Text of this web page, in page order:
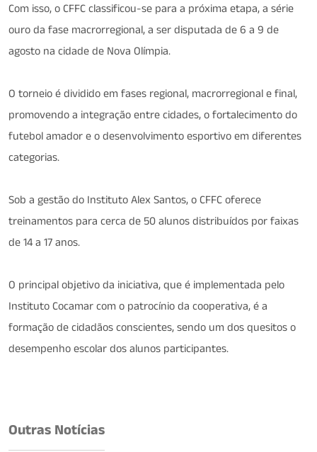
Com isso, o CFFC classificou-se para a próxima etapa, a série
ouro da fase macrorregional, a ser disputada de 6 a 9 de
agosto na cidade de Nova Olímpia.
O torneio é dividido em fases regional, macrorregional e final,
promovendo a integração entre cidades, o fortalecimento do
futebol amador e o desenvolvimento esportivo em diferentes
categorias.
Sob a gestão do Instituto Alex Santos, o CFFC oferece
treinamentos para cerca de 50 alunos distribuídos por faixas
de 14 a 17 anos.
O principal objetivo da iniciativa, que é implementada pelo
Instituto Cocamar com o patrocínio da cooperativa, é a
formação de cidadãos conscientes, sendo um dos quesitos o
desempenho escolar dos alunos participantes.
Outras Notícias